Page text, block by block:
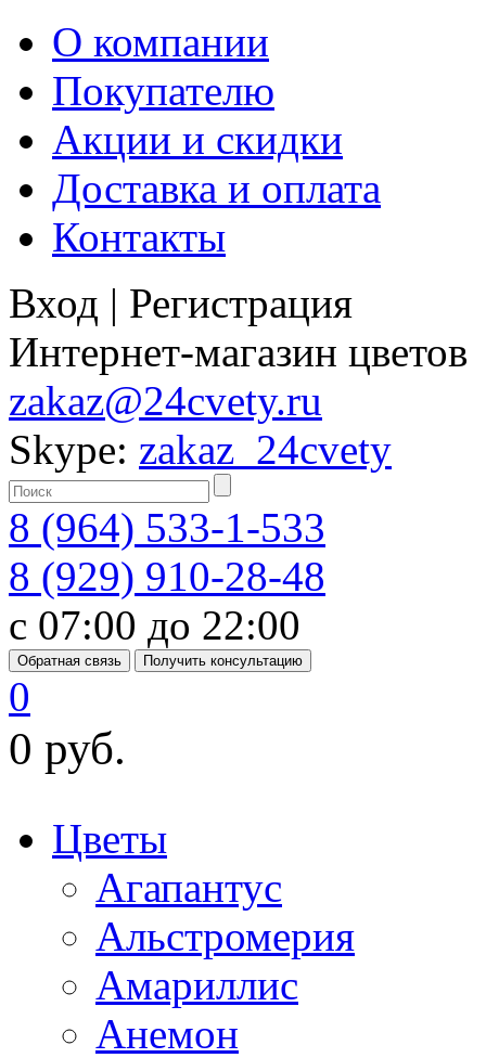
О компании
Покупателю
Акции и скидки
Доставка и оплата
Контакты
Вход | Регистрация
Интернет-магазин цветов
zakaz@24cvety.ru
Skype: zakaz_24cvety
8 (964) 533-1-533
8 (929) 910-28-48
с 07:00 до 22:00
Обратная связь Получить консультацию
0
0 руб.
Цветы
Агапантус
Альстромерия
Амариллис
Анемон